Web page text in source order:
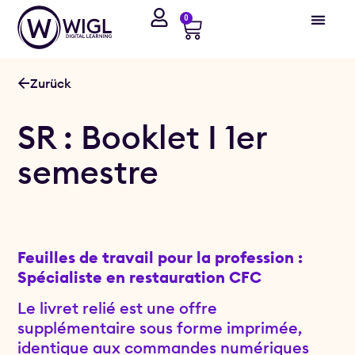
0
Zurück
SR : Booklet I 1er
semestre
Feuilles de travail pour la profession :
Spécialiste en restauration CFC
Le livret relié est une offre
supplémentaire sous forme imprimée,
identique aux commandes numériques